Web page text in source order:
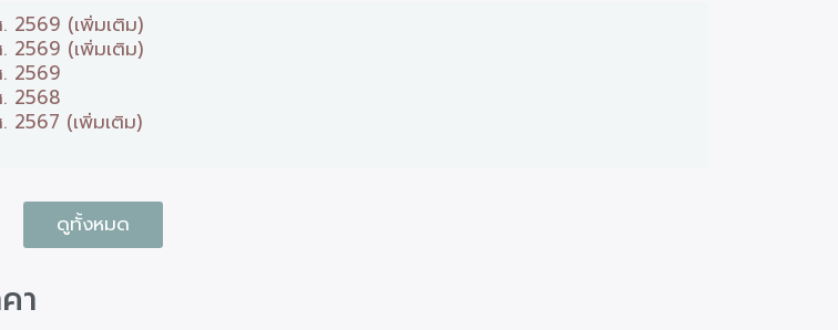
2569 (เพิ่มเติม)
2569 (เพิ่มเติม)
2569
2568
2567 (เพิ่มเติม)
ดูทั้งหมด
า